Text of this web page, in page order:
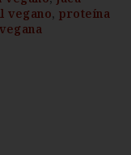
vegano, proteína